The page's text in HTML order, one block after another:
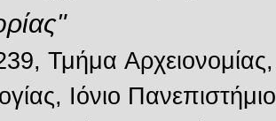
Τμήμα Aρχειονομίας,
Ιόνιο Πανεπιστήμιο